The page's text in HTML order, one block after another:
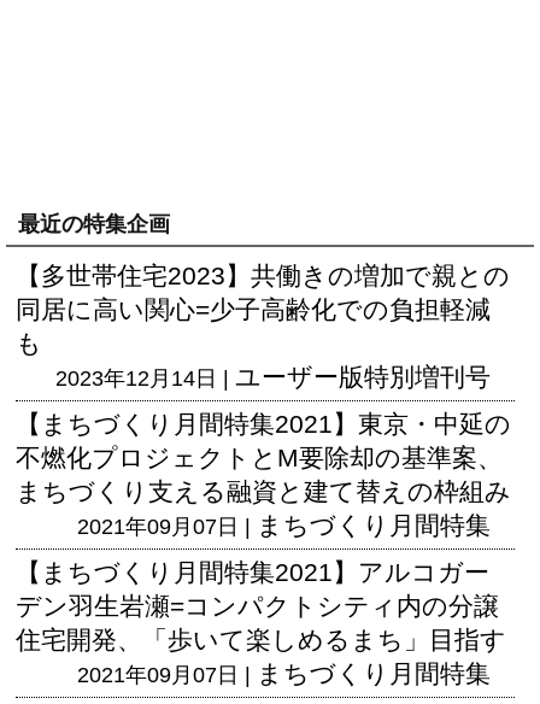
最近の特集企画
【多世帯住宅2023】共働きの増加で親との
同居に高い関心=少子高齢化での負担軽減
も
2023年12月14日 | ユーザー版特別増刊号
【まちづくり月間特集2021】東京・中延の
不燃化プロジェクトとM要除却の基準案、
まちづくり支える融資と建て替えの枠組み
2021年09月07日 | まちづくり月間特集
【まちづくり月間特集2021】アルコガー
デン羽生岩瀬=コンパクトシティ内の分譲
住宅開発、「歩いて楽しめるまち」目指す
2021年09月07日 | まちづくり月間特集